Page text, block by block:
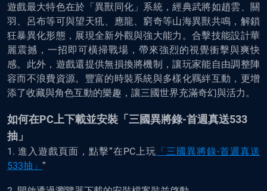
遊戲最大特色在於「異獸同化」系統，經典武將如趙雲、關
羽、呂布等可與望天犼、應龍、窮奇等山海異獸共鳴，解鎖
狂暴異化形態，展現全新外觀與強大能力。合擊技能設計華
麗震撼，一招即可橫掃戰場，帶來強烈的視覺衝擊與爽快
感。此外，遊戲還提供無損換將機制，讓玩家能自由調整陣
容而不浪費資源。豐富的時裝系統與多樣化羈絆互動，更增
添了收藏與角色互動的樂趣，讓三國世界充滿奇幻與活力。
如何在PC 上下載並安裝「三國異將錄-首週真送533
抽」
1. 進入遊戲頁面，點擊”在PC上玩 「三國異將錄-首週真送
533抽」 ”